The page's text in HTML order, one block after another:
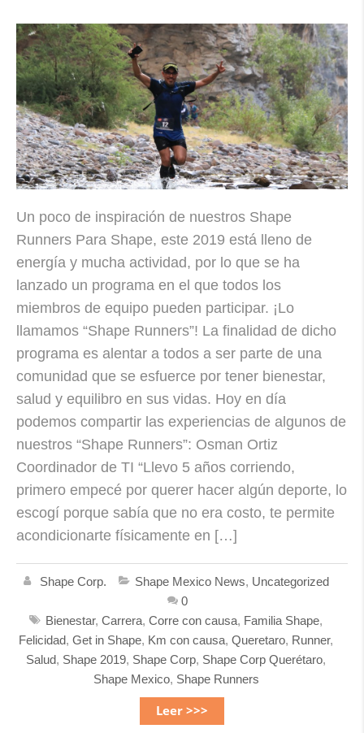
Un poco de inspiración de nuestros Shape
Runners Para Shape, este 2019 está lleno de
energía y mucha actividad, por lo que se ha
lanzado un programa en el que todos los
miembros de equipo pueden participar. ¡Lo
llamamos “Shape Runners”! La finalidad de dicho
programa es alentar a todos a ser parte de una
comunidad que se esfuerce por tener bienestar,
salud y equilibro en sus vidas. Hoy en día
podemos compartir las experiencias de algunos de
nuestros “Shape Runners”: Osman Ortiz
Coordinador de TI “Llevo 5 años corriendo,
primero empecé por querer hacer algún deporte, lo
escogí porque sabía que no era costo, te permite
acondicionarte físicamente en […]
Shape Corp. Shape Mexico News, Uncategorized
0
Bienestar, Carrera, Corre con causa, Familia Shape,
Felicidad, Get in Shape, Km con causa, Queretaro, Runner,
Salud, Shape 2019, Shape Corp, Shape Corp Querétaro,
Shape Mexico, Shape Runners
Leer >>>